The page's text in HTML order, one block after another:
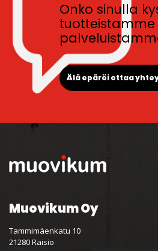
Onko sinulla
tuotteistamme
Älä epäröi ottaa
Muovikum Oy
Tammimäenkatu 10
21280 Raisio